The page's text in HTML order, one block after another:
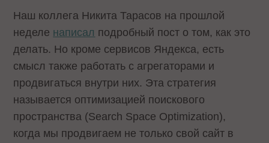
Наш коллега Никита Тарасов на прошлой
неделе написал подробный пост о том, как это
делать. Но кроме сервисов Яндекса, есть
смысл также работать с агрегаторами и
продвигаться внутри них. Эта стратегия
называется оптимизацией поискового
пространства (Search Space Optimization),
когда мы продвигаем не только свой сайт в